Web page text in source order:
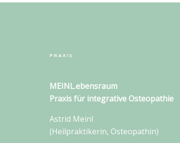
PRAXIS
MEINL.ebensraum
Praxis für integrative Osteopathie
Astrid Meinl
(Heilpraktikerin, Osteopathin)